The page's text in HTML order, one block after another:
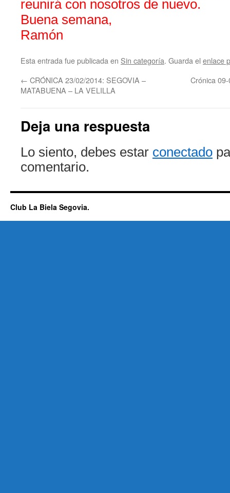
reunirá con nosotros de nuevo.
Buena semana,
Ramón
Esta entrada fue publicada en Sin categoría. Guarda el enlace
← CRÓNICA 23/02/2014: SEGOVIA –
Crónica
Deja una respuesta
Lo siento, debes estar conectado
comentario.
Club La Biela Segovia.